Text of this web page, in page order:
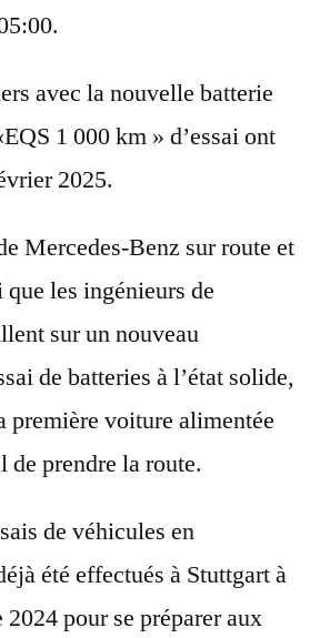
avec la nouvelle batterie
1 000 km » d’essai ont
2025.
Mercedes-Benz sur route et
les ingénieurs de
sur un nouveau
de batteries à l’état solide,
première voiture alimentée
prendre la route.
de véhicules en
été effectués à Stuttgart à
2024 pour se préparer aux